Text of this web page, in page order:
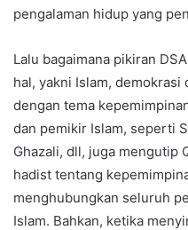
pengalaman hidup yang
Lalu bagaimana pikiran
hal, yakni Islam,
dengan tema
dan pemikir Islam, seperti
Ghazali, dll, juga mengutip
hadist tentang
menghubungkan seluruh
Islam. Bahkan, ketika